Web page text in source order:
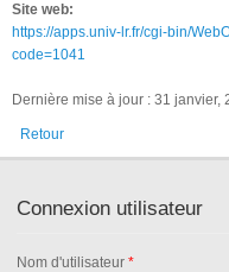
Site web:
https://apps.univ-lr.fr/cgi-bin/
code=1041
Dernière mise à jour : 31 janvier,
Retour
Connexion utilisateur
Nom d'utilisateur*